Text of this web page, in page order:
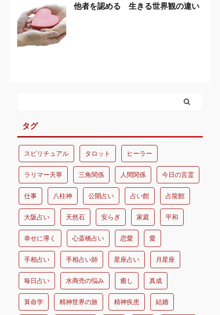
他者を認める 生きる世界観の違い
タグ
スピリチュアル タロット ヒーラー
ラリマー天寧 三角関係 人間関係 今日の言霊
仕事 八柱神 公開占い 占い館 占龍館
大阪占い 天然石 安らぎ 家庭 平和
幸せに導く 心斎橋占い 恋愛 愛
手相占い 手相占い師 星座占い 月星座
毎日占い 水商売の悩み 癒し 真成
算命学 精神世界の旅 精神疾患 結婚